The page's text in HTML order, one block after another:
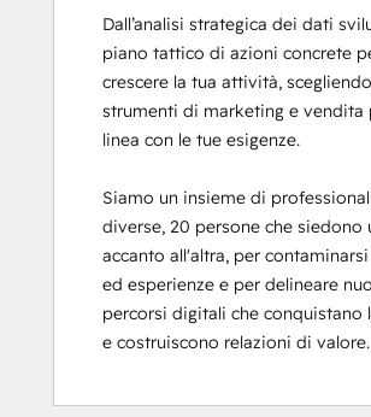
Platform Consulting
SEO
SEO II
Service Hub Software
Social Media Marketing
Dall’analisi strategica dei dati
piano tattico di azioni concrete
crescere la tua attività,
strumenti di marketing e vendita
linea con le tue esigenze.
Siamo un insieme di
diverse, 20 persone che siedono
accanto all'altra, per
ed esperienze e per delineare
percorsi digitali che conquistano
e costruiscono relazioni di valore.